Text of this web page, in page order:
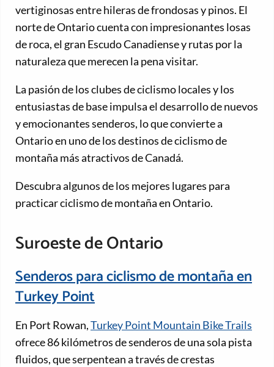
vertiginosas entre hileras de frondosas y pinos. El
norte de Ontario cuenta con impresionantes losas
de roca, el gran Escudo Canadiense y rutas por la
naturaleza que merecen la pena visitar.
La pasión de los clubes de ciclismo locales y los
entusiastas de base impulsa el desarrollo de nuevos
y emocionantes senderos, lo que convierte a
Ontario en uno de los destinos de ciclismo de
montaña más atractivos de Canadá.
Descubra algunos de los mejores lugares para
practicar ciclismo de montaña en Ontario.
Suroeste de Ontario
Senderos para ciclismo de montaña en
Turkey Point
En Port Rowan,Turkey Point Mountain Bike Trails
ofrece 86 kilómetros de senderos de una sola pista
fluidos, que serpentean a través de crestas